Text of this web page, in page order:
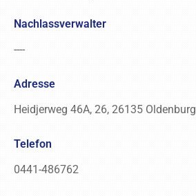
Nachlassverwalter
----
Adresse
Heidjerweg 46A, 26, 26135 Oldenburg
Telefon
0441-486762